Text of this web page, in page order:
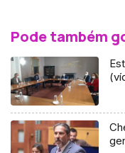
Pode também